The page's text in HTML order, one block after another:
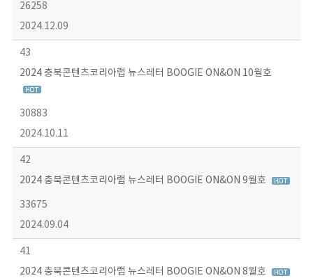
26258
2024.12.09
43
2024 충북콘텐츠코리아랩 뉴스레터 BOOGIE ON&ON 10월호
30883
2024.10.11
42
2024 충북콘텐츠코리아랩 뉴스레터 BOOGIE ON&ON 9월호
33675
2024.09.04
41
2024 충북콘텐츠코리아랩 뉴스레터 BOOGIE ON&ON 8월호